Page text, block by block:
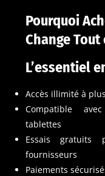
Pourquoi
Change Tout
L’essentiel
Accès illimité à
Compatible
tablettes
Essais
fournisseurs
Paiements